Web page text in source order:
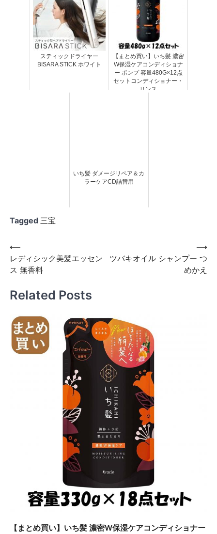
スティックドライヤー
BISARA STICK ホワイト
【まとめ買い】いち髪 濃密
W保湿ケアコンディショナ
ー ポンプ 容量480G×12点
セットコンディショナー・
リンス
いち髪 ダメージリペア＆カ
ラーケアCD詰替用
Tagged 三宝
投
稿
ビ
ー
シ
ョ
⟵
レディシック美髪エッセン
ス 無香料
ツバキオイル シャンプー つ
めかえ
⟶
Related Posts
【まとめ買い】いち髪 濃密W保湿ケアコンディショナー